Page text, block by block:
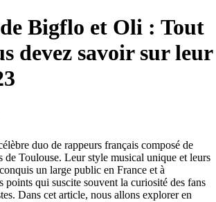
Bigflo et Oli : Tout
devez savoir sur leur
duo de rappeurs français composé de
de Toulouse. Leur style musical unique et leurs
un large public en France et à
points qui suscite souvent la curiosité des fans
Dans cet article, nous allons explorer en